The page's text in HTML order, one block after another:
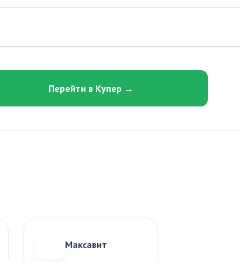
Перейти в Купер →
Максавит